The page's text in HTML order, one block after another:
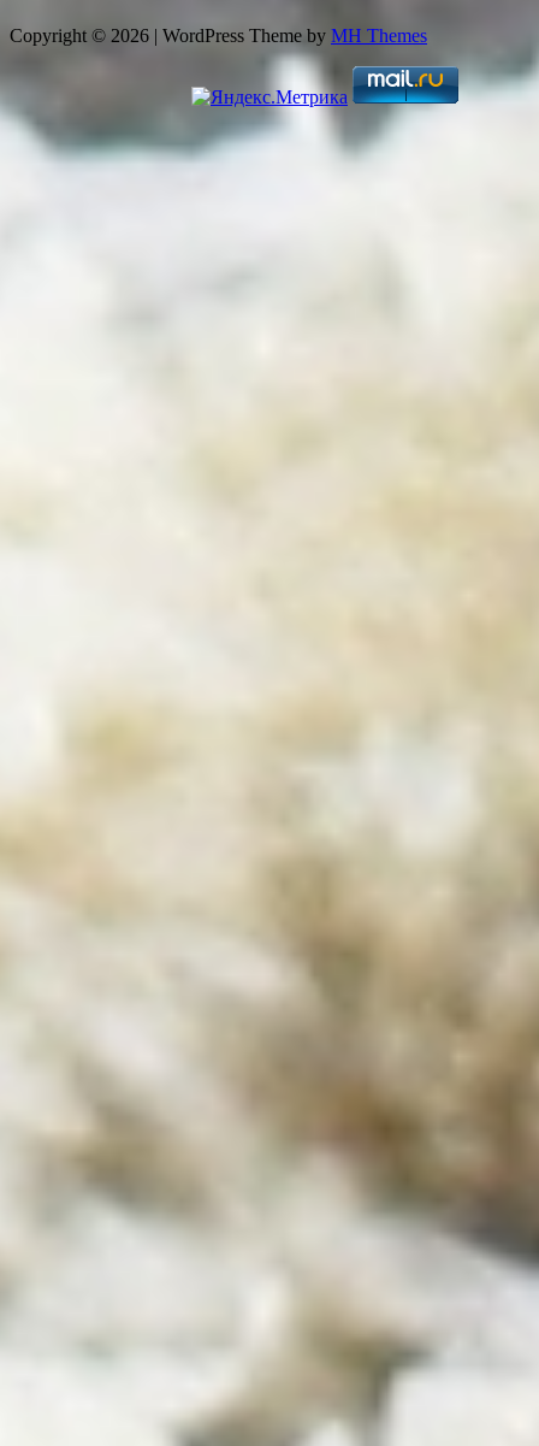
Copyright © 2026 | WordPress Theme by MH Themes